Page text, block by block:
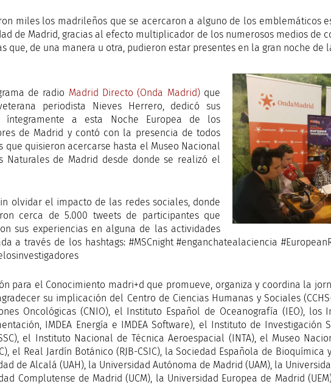
miles los madrileños que se acercaron a alguno de los emblemáticos
de Madrid, gracias al efecto multiplicador de los numerosos medios de
que, de una manera u otra, pudieron estar presentes en la gran noche de
de radio Madrid Directo (Onda Madrid)que
periodista Nieves Herrero, dedicó sus
íntegramente a esta Noche Europea de los
de Madrid y contó con la presencia de todos
que quisieron acercarse hasta el Museo Nacional
Naturales de Madrid desde donde se realizó el
olvidar el impacto de las redes sociales, donde
cerca de 5.000 tweets de participantes que
sus experiencias en alguna de las actividades
a través de los hashtags: #MSCnight #enganchatealaciencia
para el Conocimiento madri+d que promueve, organiza y coordina la
su implicación del Centro de Ciencias Humanas y Sociales
Oncológicas (CNIO), el Instituto Español de Oceanografía (IEO), los
IMDEA Energía e IMDEA Software), el Instituto de Investigación
el Instituto Nacional de Técnica Aeroespacial (INTA), el Museo
el Real Jardín Botánico (RJB-CSIC), la Sociedad Española de Bioquímica
de Alcalá (UAH), la Universidad Autónoma de Madrid (UAM), la
Complutense de Madrid (UCM), la Universidad Europea de Madrid